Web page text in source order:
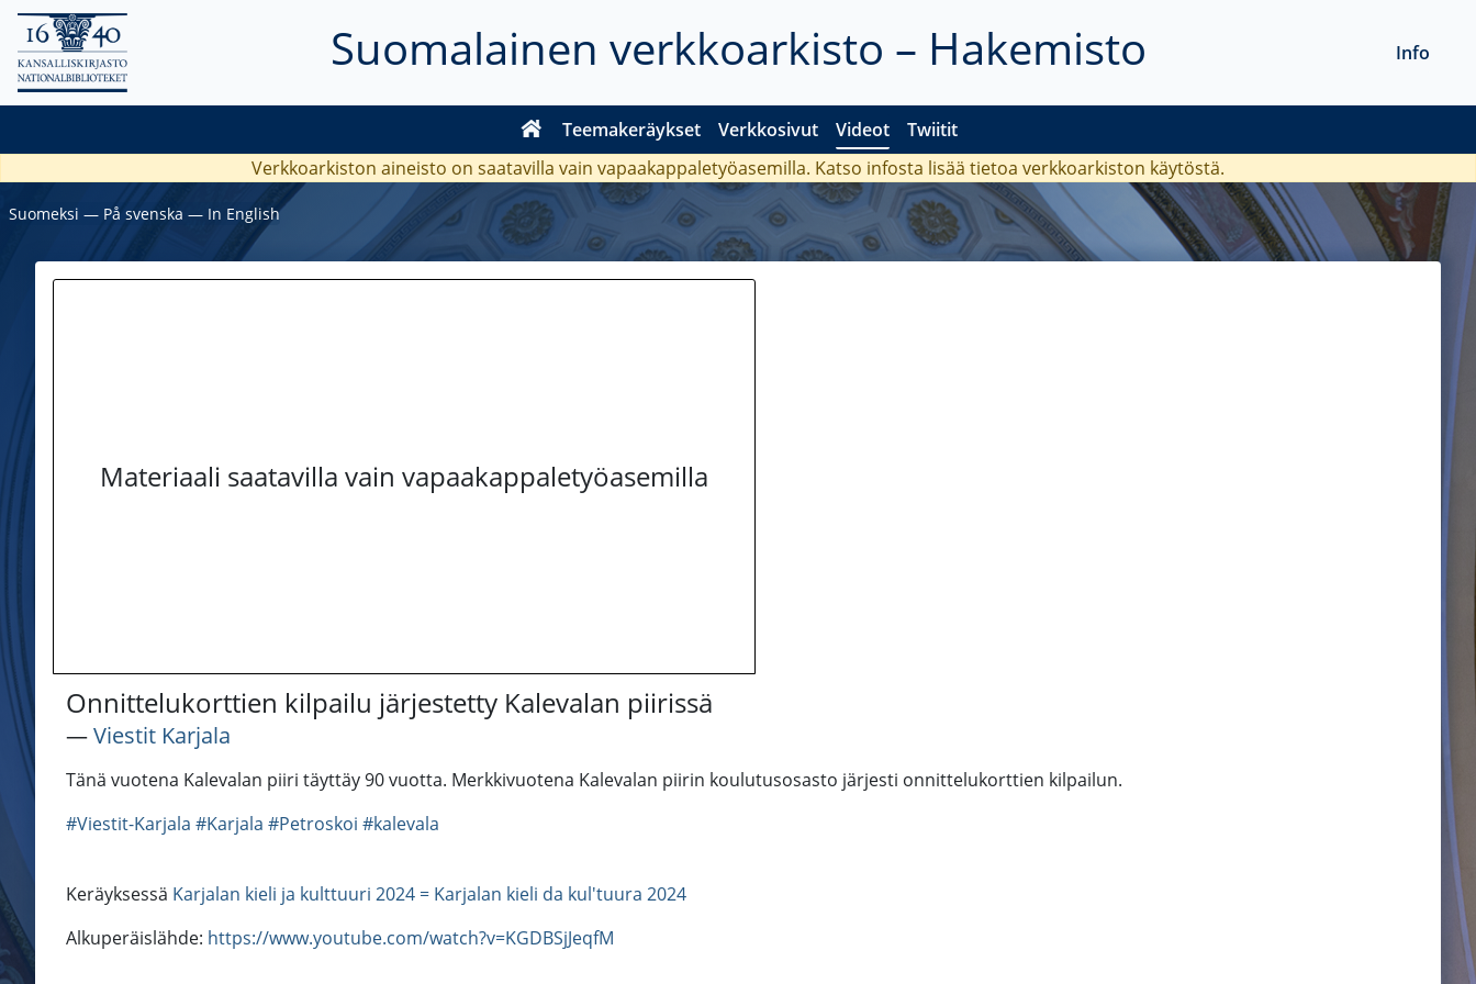
Suomalainen verkkoarkisto – Hakemisto
Teemakeräykset Verkkosivut Videot Twiitit
Info
Verkkoarkiston aineisto on saatavilla vain vapaakappaletyöasemilla. Katso infosta lisää tietoa verkkoarkiston käytöstä.
Suomeksi ― På svenska ― In English
Materiaali saatavilla vain vapaakappaletyöasemilla
Onnittelukorttien kilpailu järjestetty Kalevalan piirissä
―Viestit Karjala
Tänä vuotena Kalevalan piiri täyttäy 90 vuotta. Merkkivuotena Kalevalan piirin koulutusosasto järjesti onnittelukorttien kilpailun.
#Viestit-Karjala #Karjala #Petroskoi #kalevala
Keräyksessä Karjalan kieli ja kulttuuri 2024 = Karjalan kieli da kul'tuura 2024
Alkuperäislähde: https://www.youtube.com/watch?v=KGDBSjJeqfM